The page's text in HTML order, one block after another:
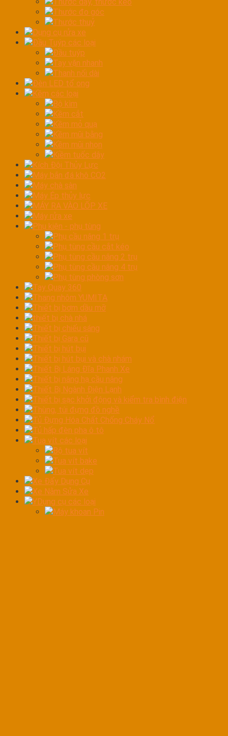
Thước đo góc
Thước thuỷ
Dụng cụ rửa xe
Đầu Tuýp các loại
Đầu tuýp
Tay vặn nhanh
Thanh nối dài
Đèn LED tổ ong
Kềm các loại
Bộ kìm
Kềm cắt
Kềm mỏ quạ
Kềm mũi bằng
Kềm mũi nhọn
Kiềm tuốc dây
Kích Đội Thủy Lực
Máy bắn đá khô CO2
Máy chà sàn
Máy Ép thủy lực
MÁY RA VÀO LỐP XE
Máy rửa xe
Phụ kiện - phụ tùng
Phụ cầu nâng 1 trụ
Phụ tùng cầu cắt kéo
Phụ tùng cầu nâng 2 trụ
Phụ tùng cầu nâng 4 trụ
Phụ tùng phòng sơn
Tay Quay 360
Thang nhôm YUMITA
Thiết bị bơm dầu mỡ
thiết bị chà nhá
Thiết bị chiếu sáng
Thiết bị Gara cũ
Thiết bị hút bụi
Thiết bị hút bụi và chà nhám
Thiết Bị Láng Đĩa Phanh Xe
Thiết bị nâng hạ cầu nâng
Thiết Bị Ngành Điện Lạnh
Thiết bị sạc khởi động và kiểm tra bình điện
Thùng, túi đựng đồ nghề
Tủ Đựng Hóa Chất Chống Cháy Nổ
Tủ hấp đèn pha ô tô
Tua vít các loại
Bộ tua vít
Tua vít bake
Tua vít dẹp
Xe Đẩy Dụng Cụ
Xe Nằm Sửa Xe
YDụng cụ các loại
Máy khoan Pin